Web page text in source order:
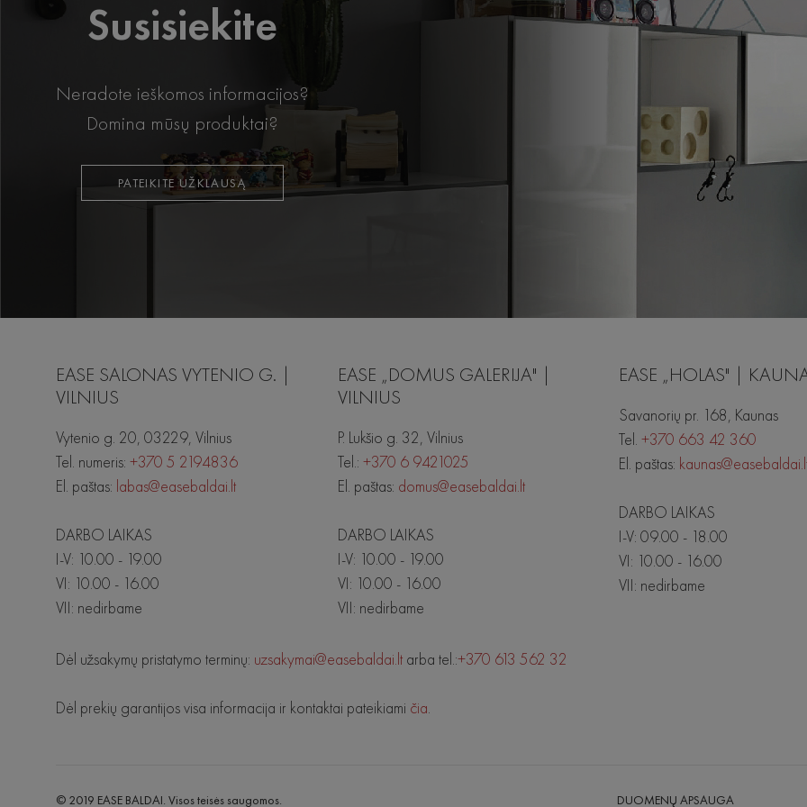
Susisiekite
Neradote ieškomos informacijos?
Domina mūsų produktai?
PATEIKITE UŽKLAUSĄ
EASE SALONAS VYTENIO G. |
VILNIUS
Vytenio g. 20, 03229, Vilnius
Tel. numeris: +370 5 2194836
El. paštas: labas@easebaldai.lt
DARBO LAIKAS
I-V: 10.00 - 19.00
VI: 10.00 - 16.00
VII: nedirbame
EASE „DOMUS GALERIJA" |
VILNIUS
P. Lukšio g. 32, Vilnius
Tel.: +370 6 9421025
El. paštas: domus@easebaldai.lt
DARBO LAIKAS
I-V: 10.00 - 19.00
VI: 10.00 - 16.00
VII: nedirbame
EASE „HOLAS" |
Savanorių pr. 168, Kaunas
Tel. +370 663 42 360
El. paštas:
DARBO LAIKAS
I-V: 09.00 - 18.00
VI: 10.00 - 16.00
VII: nedirbame
Dėl užsakymų pristatymo terminų: uzsakymai@easebaldai.lt arba tel.:+370 613 562 32
Dėl prekių garantijos visa informacija ir kontaktai pateikiami čia.
© 2019 EASE BALDAI. Visos teisės saugomos. DUOMENŲ APSAUGA